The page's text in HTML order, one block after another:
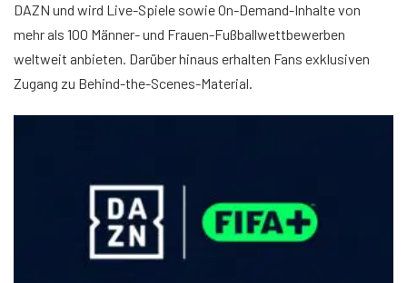
DAZN und wird Live-Spiele sowie On-Demand-Inhalte von
mehr als 100 Männer- und Frauen-Fußballwettbewerben
weltweit anbieten. Darüber hinaus erhalten Fans exklusiven
Zugang zu Behind-the-Scenes-Material.